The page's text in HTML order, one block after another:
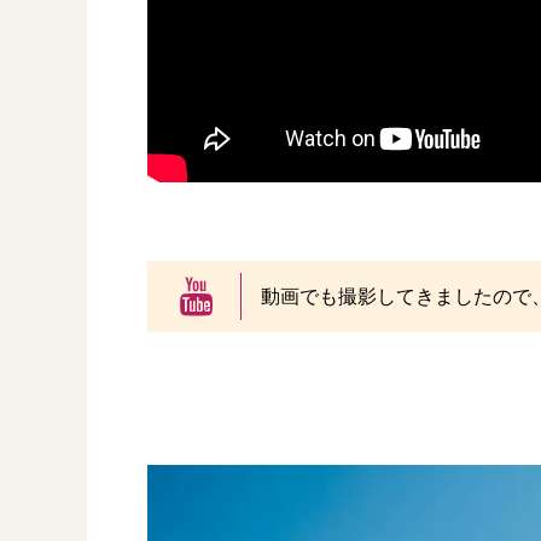
動画でも撮影してきましたので